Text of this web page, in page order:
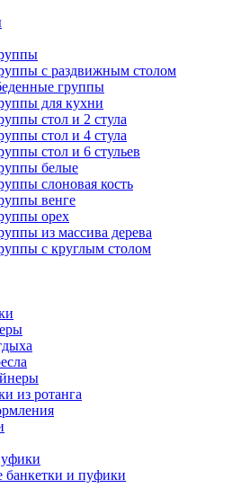
с раздвижным столом
группы
для кухни
стол и 2 стула
стол и 4 стула
стол и 6 стульев
белые
слоновая кость
венге
орех
из массива дерева
с круглым столом
из ротанга
банкетки и пуфики